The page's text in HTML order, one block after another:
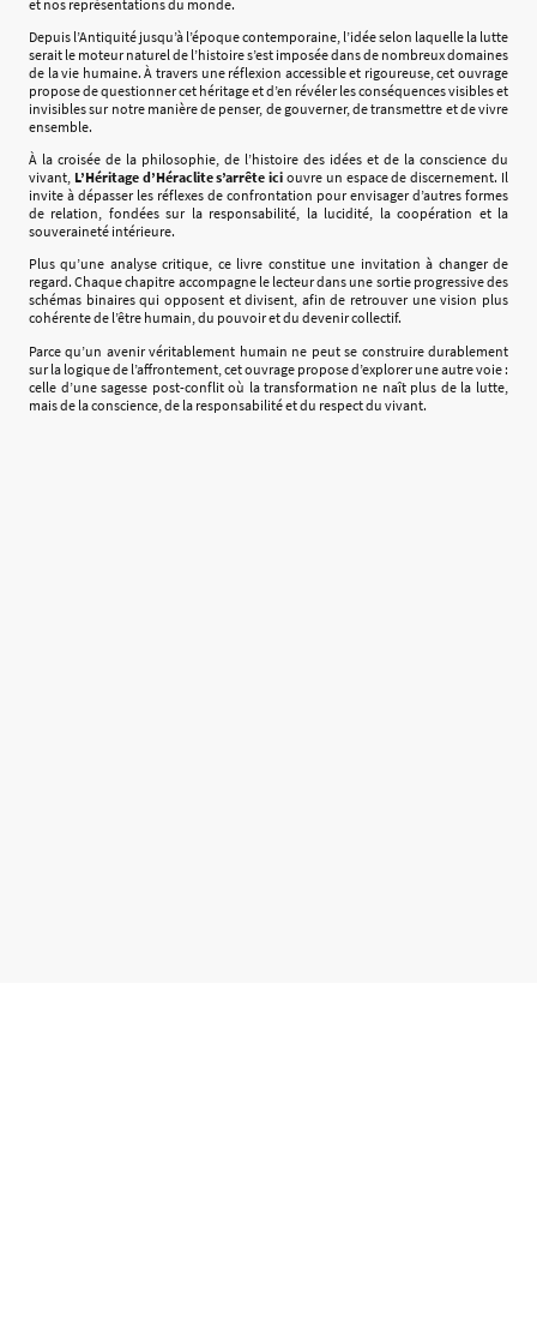
et nos représentations du monde.
Depuis l’Antiquité jusqu’à l’époque contemporaine, l’idée selon laquelle la lutte
serait le moteur naturel de l’histoire s’est imposée dans de nombreux domaines
de la vie humaine. À travers une réflexion accessible et rigoureuse, cet ouvrage
propose de questionner cet héritage et d’en révéler les conséquences visibles et
invisibles sur notre manière de penser, de gouverner, de transmettre et de vivre
ensemble.
À la croisée de la philosophie, de l’histoire des idées et de la conscience du
vivant, L’Héritage d’Héraclite s’arrête ici ouvre un espace de discernement. Il
invite à dépasser les réflexes de confrontation pour envisager d’autres formes
de relation, fondées sur la responsabilité, la lucidité, la coopération et la
souveraineté intérieure.
Plus qu’une analyse critique, ce livre constitue une invitation à changer de
regard. Chaque chapitre accompagne le lecteur dans une sortie progressive des
schémas binaires qui opposent et divisent, afin de retrouver une vision plus
cohérente de l’être humain, du pouvoir et du devenir collectif.
Parce qu’un avenir véritablement humain ne peut se construire durablement
sur la logique de l’affrontement, cet ouvrage propose d’explorer une autre voie :
celle d’une sagesse post-conflit où la transformation ne naît plus de la lutte,
mais de la conscience, de la responsabilité et du respect du vivant.